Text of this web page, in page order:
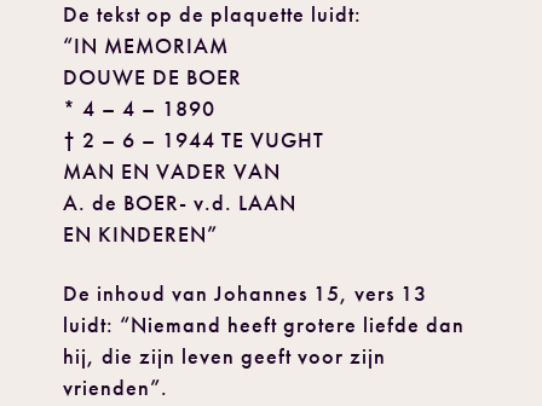
De tekst op de plaquette luidt:
“IN MEMORIAM
DOUWE DE BOER
* 4 – 4 – 1890
† 2 – 6 – 1944 TE VUGHT
MAN EN VADER VAN
A. de BOER- v.d. LAAN
EN KINDEREN”
De inhoud van Johannes 15, vers 13
luidt: “Niemand heeft grotere liefde dan
hij, die zijn leven geeft voor zijn
vrienden”.